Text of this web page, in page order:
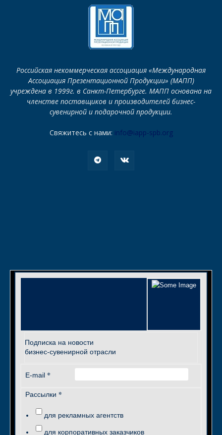
Российская некоммерческая ассоциация «Международная
Ассоциация Презентационной Продукции» (МАПП)
учреждена в 1999г. в Санкт-Петербурге. МАПП основана на
членстве поставщиков и производителей бизнес-
сувенирной и подарочной продукции.
Свяжитесь с нами: info@iapp-spb.org
Подписка на новости
бизнес-сувенирной отрасли
E-mail *
Рассылки *
для рекламных агентств
для корпоративных заказчиков